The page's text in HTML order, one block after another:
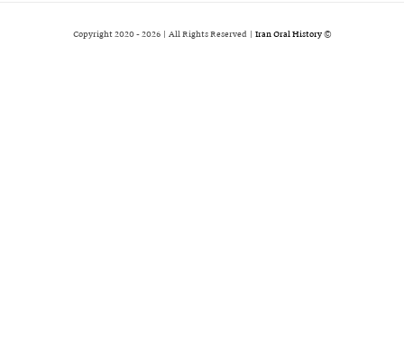
© Copyright 2020 -
2026 | All Rights Reserved | Iran Oral History